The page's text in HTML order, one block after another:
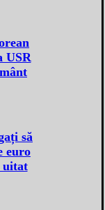
USR
să
euro
uitat